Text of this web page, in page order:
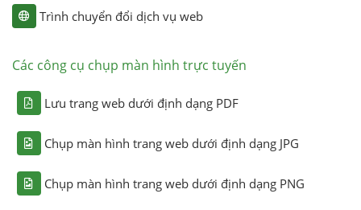
Trình chuyển đổi dịch vụ web
Các công cụ chụp màn hình trực tuyến
Lưu trang web dưới định dạng PDF
Chụp màn hình trang web dưới định dạng JPG
Chụp màn hình trang web dưới định dạng PNG